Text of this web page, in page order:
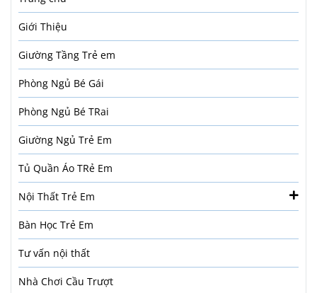
Giới Thiệu
Giường Tầng Trẻ em
Phòng Ngủ Bé Gái
Phòng Ngủ Bé TRai
Giường Ngủ Trẻ Em
Tủ Quần Áo TRẻ Em
Nội Thất Trẻ Em
Bàn Học Trẻ Em
Tư vấn nội thất
Nhà Chơi Cầu Trượt